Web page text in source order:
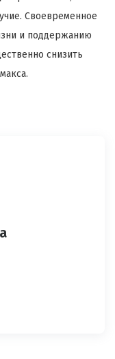
Своевременное
и поддержанию
снизить